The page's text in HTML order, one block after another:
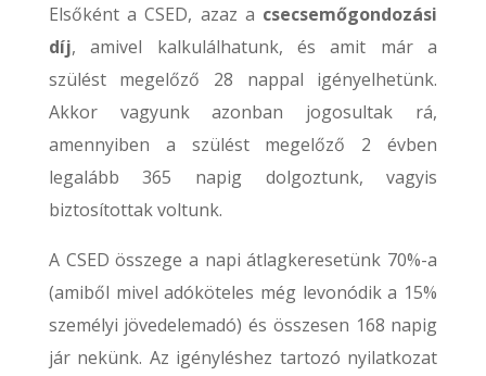
Elsőként a CSED, azaz a csecsemőgondozási
díj, amivel kalkulálhatunk, és amit már a
szülést megelőző 28 nappal igényelhetünk.
Akkor vagyunk azonban jogosultak rá,
amennyiben a szülést megelőző 2 évben
legalább 365 napig dolgoztunk, vagyis
biztosítottak voltunk.
A CSED összege a napi átlagkeresetünk 70%-a
(amiből mivel adóköteles még levonódik a 15%
személyi jövedelemadó) és összesen 168 napig
jár nekünk. Az igényléshez tartozó nyilatkozat